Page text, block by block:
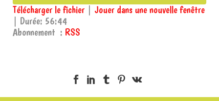
RSS
SHARE
Télécharger le fichier
Jouer dans une nouvelle fenêtre
Durée: 56:44
Abonnement : RSS